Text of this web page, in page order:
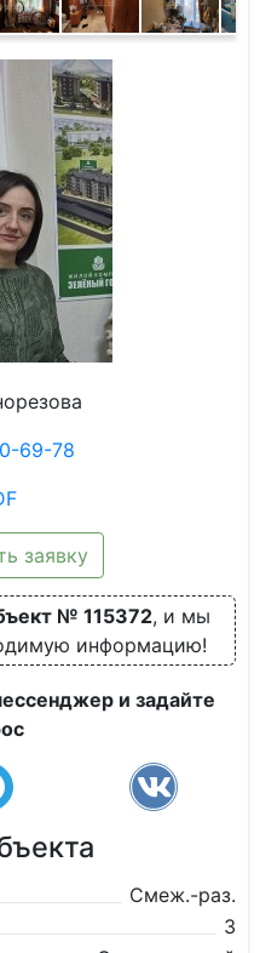
69-78
заявку
№ 115372, и мы
информацию!
и задайте
Смеж.-раз.
3